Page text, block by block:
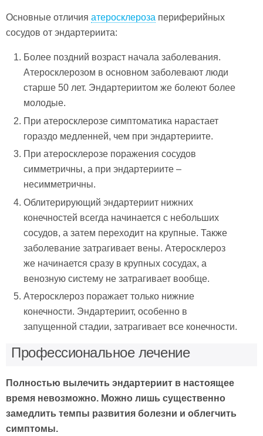
Основные отличия атеросклероза периферийных
сосудов от эндартериита:
Более поздний возраст начала заболевания.
Атеросклерозом в основном заболевают люди
старше 50 лет. Эндартериитом же болеют более
молодые.
При атеросклерозе симптоматика нарастает
гораздо медленней, чем при эндартериите.
При атеросклерозе поражения сосудов
симметричны, а при эндартериите –
несимметричны.
Облитерирующий эндартериит нижних
конечностей всегда начинается с небольших
сосудов, а затем переходит на крупные. Также
заболевание затрагивает вены. Атеросклероз
же начинается сразу в крупных сосудах, а
венозную систему не затрагивает вообще.
Атеросклероз поражает только нижние
конечности. Эндартериит, особенно в
запущенной стадии, затрагивает все конечности.
Профессиональное лечение
Полностью вылечить эндартериит в настоящее
время невозможно. Можно лишь существенно
замедлить темпы развития болезни и облегчить
симптомы.